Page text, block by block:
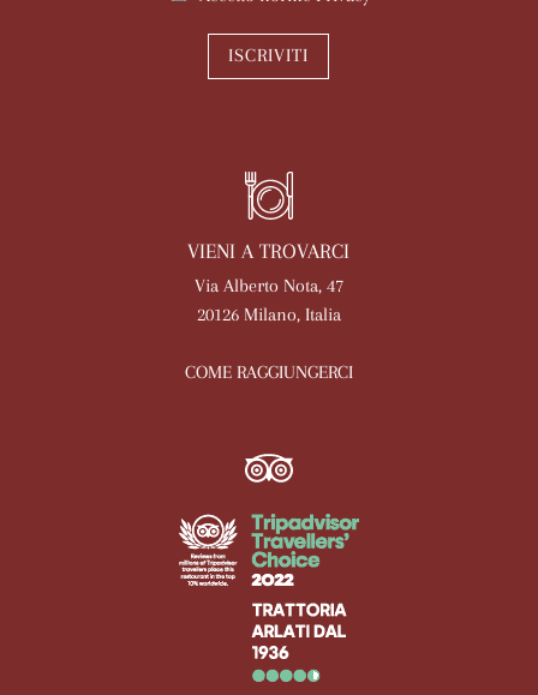
ISCRIVITI
VIENI A TROVARCI
Via Alberto Nota, 47
20126 Milano, Italia
COME RAGGIUNGERCI